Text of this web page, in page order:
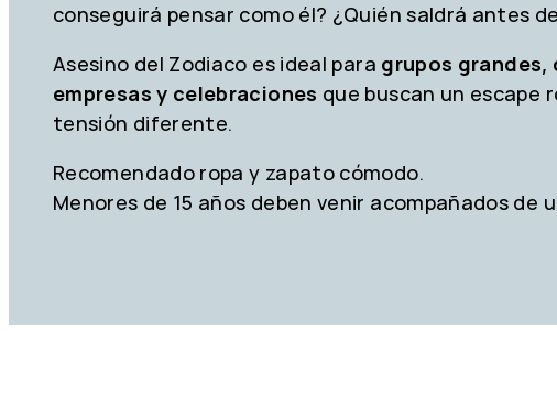
conseguirá pensar como él? ¿Quién saldrá antes
Asesino del Zodiaco es ideal para grupos grandes,
empresas y celebraciones que buscan un escape
tensión diferente.
Recomendado ropa y zapato cómodo.
Menores de 15 años deben venir acompañados de